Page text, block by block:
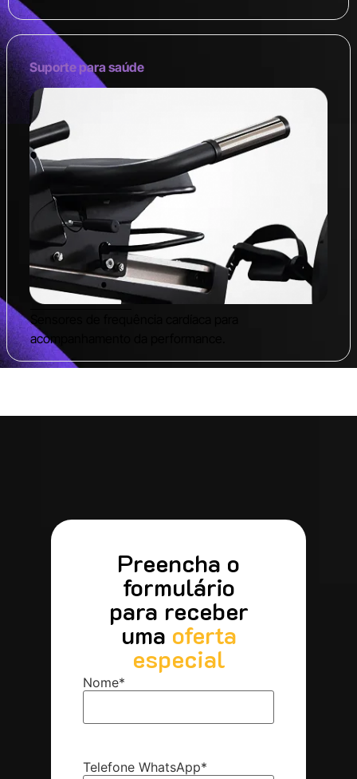
Suporte para saúde
Sensores de frequência cardíaca para
acompanhamento da performance.
Preencha o
formulário
para receber
uma oferta
especial
Nome*
Telefone WhatsApp*